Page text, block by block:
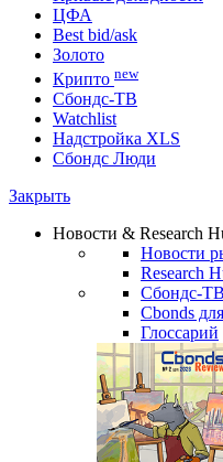
Портфель
Консенсусы
Поиск облигаций (ИИ)
Кривые доходности
ЦФА
Best bid/ask
Золото
Крипто new
Watchlist
Сбондс Люди
Новости & Research
Новости
Research
Сбондс-
Cbonds
Глоссарий